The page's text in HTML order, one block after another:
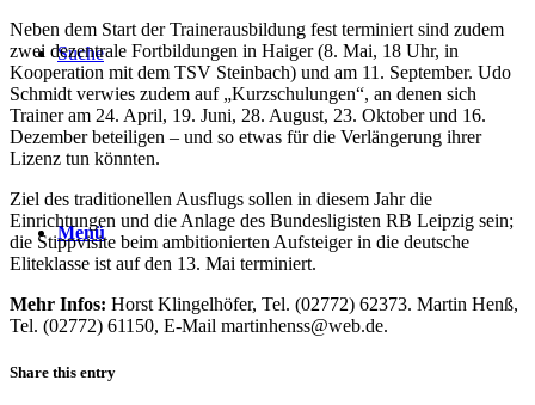
Suche
Menü
Neben dem Start der Trainerausbildung fest terminiert sind zudem
zwei dezentrale Fortbildungen in Haiger (8. Mai, 18 Uhr, in
Kooperation mit dem TSV Steinbach) und am 11. September. Udo
Schmidt verwies zudem auf „Kurzschulungen“, an denen sich
Trainer am 24. April, 19. Juni, 28. August, 23. Oktober und 16.
Dezember beteiligen – und so etwas für die Verlängerung ihrer
Lizenz tun könnten.
Ziel des traditionellen Ausflugs sollen in diesem Jahr die
Einrichtungen und die Anlage des Bundesligisten RB Leipzig sein;
die Stippvisite beim ambitionierten Aufsteiger in die deutsche
Eliteklasse ist auf den 13. Mai terminiert.
Mehr Infos: Horst Klingelhöfer, Tel. (02772) 62373. Martin Henß,
Tel. (02772) 61150, E-Mail martinhenss@web.de.
Share this entry